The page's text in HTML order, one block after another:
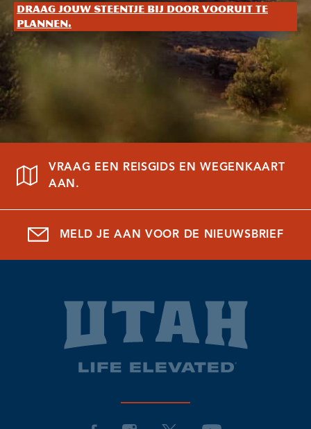
Draag jouw steentje bij door vooruit te
plannen.
VRAAG EEN REISGIDS EN WEGENKAART
AAN.
MELD JE AAN VOOR DE NIEUWSBRIEF